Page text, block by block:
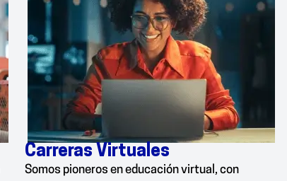
Carreras Virtuales
Somos pioneros en educación virtual, con